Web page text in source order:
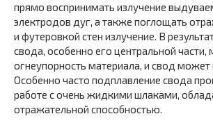
прямо воспринимать излучение
электродов дуг, а также поглощать
и футеровкой стен излучение. В
свода, особенно его центральной
огнеупорность материала, и свод может
Особенно часто подплавление свода
работе с очень жидкими шлаками,
отражательной способностью.